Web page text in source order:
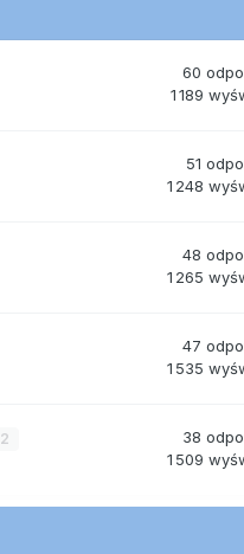
60
1 189
51
1 248
48
1 265
47
1 535
2 38
1 509